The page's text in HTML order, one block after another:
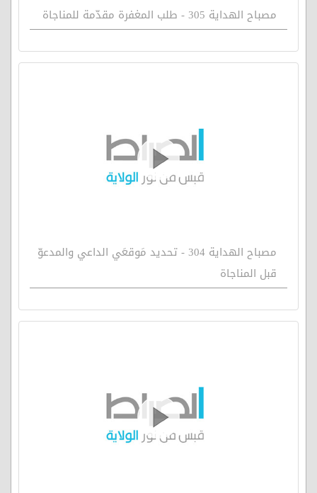
مصباح الهداية 305 - طلب المغفرة مقدّمة للمناجاة
مصباح الهداية 304 - تحديد مَوقعَي الداعي والمدعوّ
قبل المناجاة